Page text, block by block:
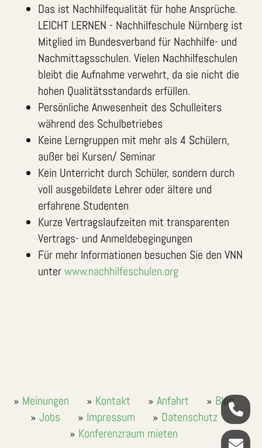
Das ist Nachhilfequalität für hohe Ansprüche.
LEICHT LERNEN - Nachhilfeschule Nürnberg ist
Mitglied im Bundesverband für Nachhilfe- und
Nachmittagsschulen. Vielen Nachhilfeschulen
bleibt die Aufnahme verwehrt, da sie nicht die
hohen Qualitätsstandards erfüllen.
Persönliche Anwesenheit des Schulleiters
während des Schulbetriebes
Keine Lerngruppen mit mehr als 4 Schülern,
außer bei Kursen/ Seminar
Kein Unterricht durch Schüler, sondern durch
voll ausgebildete Lehrer oder ältere und
erfahrene Studenten
Kurze Vertragslaufzeiten mit transparenten
Vertrags- und Anmeldebegingungen
Für mehr Informationen besuchen Sie den VNN
unterwww.nachhilfeschulen.org
Meinungen Kontakt Anfahrt
Blog
Jobs
Impressum
Datenschutz
Konferenzraum mieten